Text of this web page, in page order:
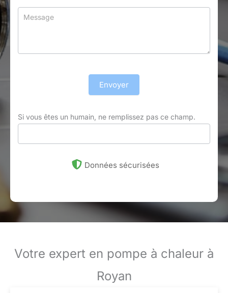
Envoyer
Si vous êtes un humain, ne remplissez pas ce champ.
Données sécurisées
Votre expert en pompe à chaleur à
Royan